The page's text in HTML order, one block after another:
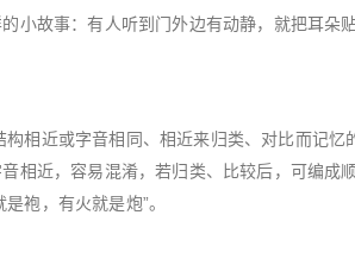
故事：有人听到门外边有动静，就把耳朵
近或字音相同、相近来归类、对比而记忆的
相近，容易混淆，若归类、比较后，可编成
袍，有火就是炮”。